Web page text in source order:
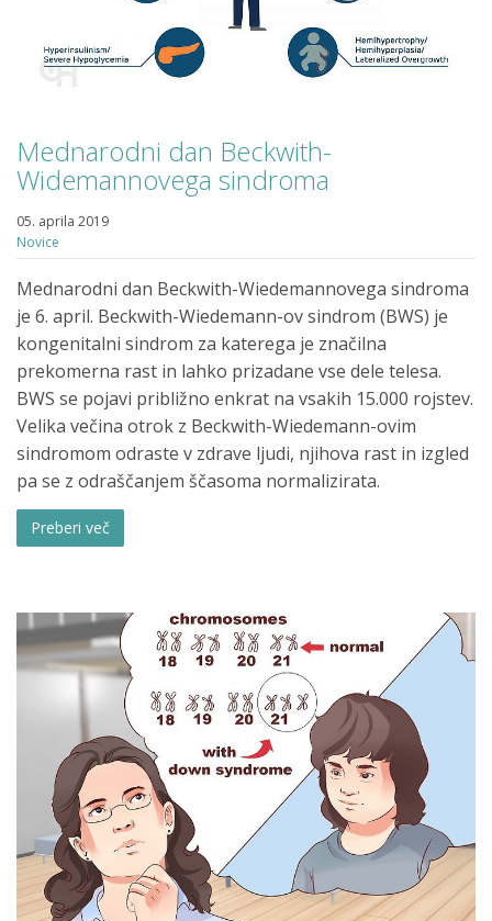
Mednarodni dan Beckwith-
Widemannovega sindroma
05. aprila 2019
Novice
Mednarodni dan Beckwith-Wiedemannovega sindroma
je 6. april. Beckwith-Wiedemann-ov sindrom (BWS) je
kongenitalni sindrom za katerega je značilna
prekomerna rast in lahko prizadane vse dele telesa.
BWS se pojavi približno enkrat na vsakih 15.000 rojstev.
Velika večina otrok z Beckwith-Wiedemann-ovim
sindromom odraste v zdrave ljudi, njihova rast in izgled
pa se z odraščanjem ščasoma normalizirata.
Preberi več